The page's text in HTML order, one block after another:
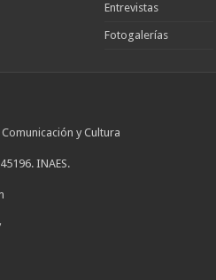
Entrevistas
Fotogalerías
y Cultura
INAES.